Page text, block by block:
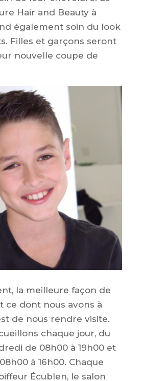
Hair and Beauty à
également soin du look
Filles et garçons seront
nouvelle coupe de
la meilleure façon de
ce dont nous avons à
de nous rendre visite.
chaque jour, du
de 08h00 à 19h00 et
à 16h00. Chaque
Écublen, le salon